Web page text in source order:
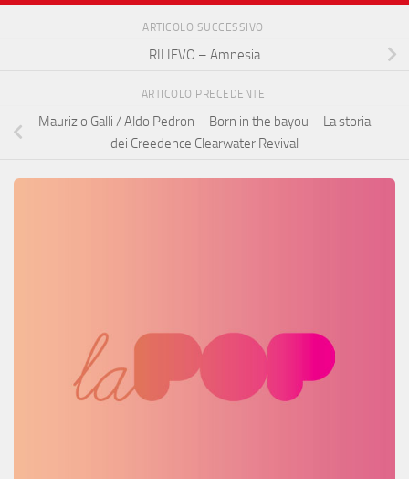
ARTICOLO SUCCESSIVO
RILIEVO – Amnesia
ARTICOLO PRECEDENTE
Maurizio Galli / Aldo Pedron – Born in the bayou – La storia
dei Creedence Clearwater Revival